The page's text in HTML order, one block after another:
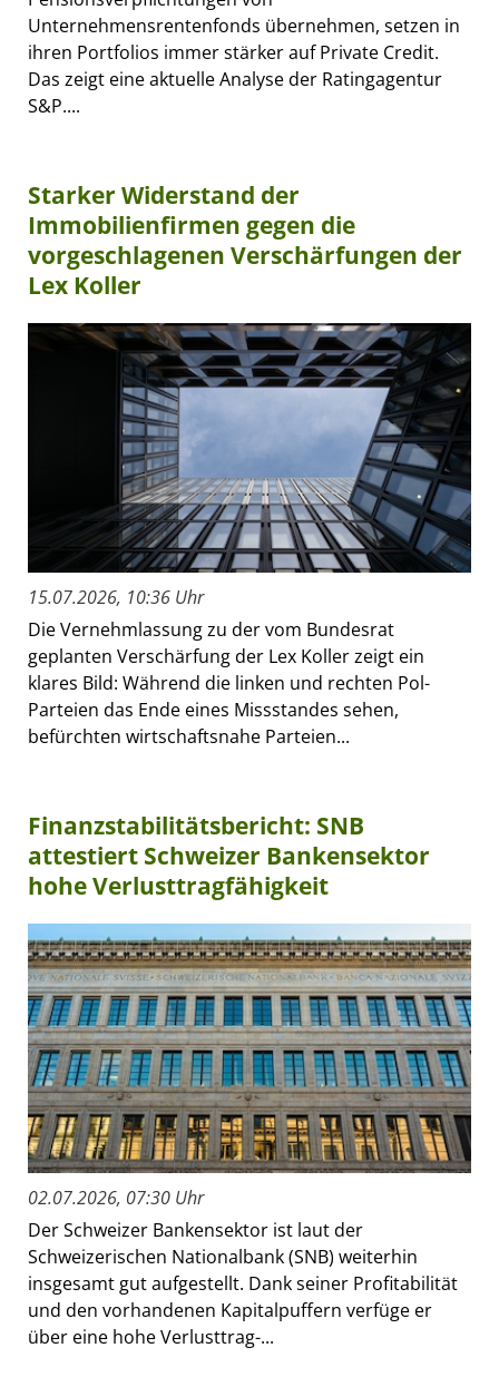
Unternehmensrentenfonds übernehmen, setzen in
ihren Portfolios immer stärker auf Private Credit.
Das zeigt eine aktuelle Analyse der Ratingagentur
S&P....
Starker Widerstand der
Immobilienfirmen gegen die
vorgeschlagenen Verschärfungen der
Lex Koller
15.07.2026, 10:36 Uhr
Die Vernehmlassung zu der vom Bundesrat
geplanten Verschärfung der Lex Koller zeigt ein
klares Bild: Während die linken und rechten Pol-
Parteien das Ende eines Missstandes sehen,
befürchten wirtschaftsnahe Parteien...
Finanzstabilitätsbericht: SNB
attestiert Schweizer Bankensektor
hohe Verlusttragfähigkeit
02.07.2026, 07:30 Uhr
Der Schweizer Bankensektor ist laut der
Schweizerischen Nationalbank (SNB) weiterhin
insgesamt gut aufgestellt. Dank seiner Profitabilität
und den vorhandenen Kapitalpuffern verfüge er
über eine hohe Verlusttrag-...